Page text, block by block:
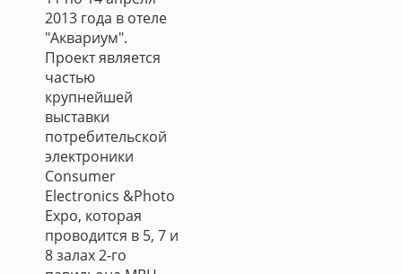
2013 года в отеле
"Аквариум".
Проект является
частью
крупнейшей
выставки
потребительской
электроники
Consumer
Electronics &Photo
Expo, которая
проводится в 5, 7 и
8 залах 2-го